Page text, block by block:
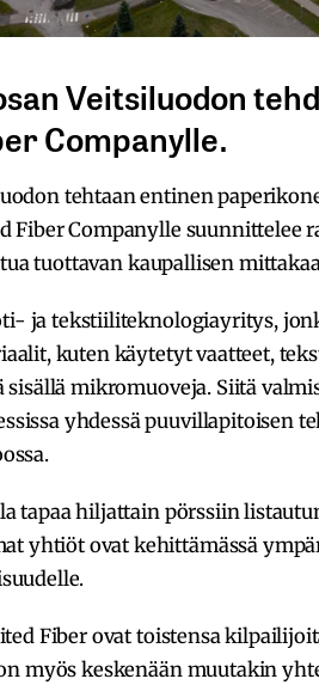
Veitsiluodon
Companylle.
tehtaan entinen
Companylle suunnittelee
tuottavan kaupallisen
ja tekstiiliteknologiayritys,
kuten käytetyt vaatteet,
mikromuoveja. Siitä
yhdessä puuvillapitoisen
tapaa hiljattain pörssiin
yhtiöt ovat kehittämässä
Fiber ovat toistensa
myös keskenään muutakin